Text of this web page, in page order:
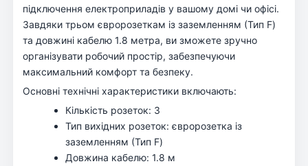
підключення електроприладів у вашому домі чи офісі.
Завдяки трьом євророзеткам із заземленням (Тип F)
та довжині кабелю 1.8 метра, ви зможете зручно
організувати робочий простір, забезпечуючи
максимальний комфорт та безпеку.
Основні технічні характеристики включають:
Кількість розеток: 3
Тип вихідних розеток: євророзетка із
заземленням (Тип F)
Довжина кабелю: 1.8 м